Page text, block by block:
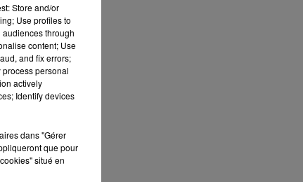
Store and/or
Use profiles to
through
content; Use
and fix errors;
personal
actively
Identify devices
dans "Gérer
que pour
situé en